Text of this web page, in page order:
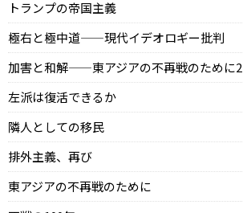
トランプの帝国主義
極右と極中道——現代イデオロギー批判
加害と和解——東アジアの不再戦のために2
左派は復活できるか
隣人としての移民
排外主義、再び
東アジアの不再戦のために